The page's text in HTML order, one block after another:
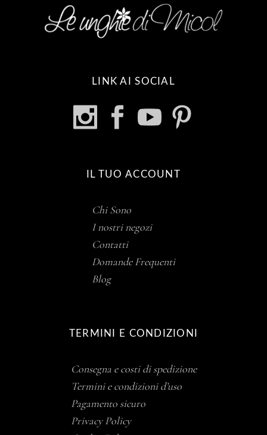
LINK AI SOCIAL
IL TUO ACCOUNT
Chi Sono
I nostri negozi
Contatti
Domande Frequenti
Blog
TERMINI E CONDIZIONI
Consegna e costi di spedizione
Termini e condizioni d’uso
Pagamento sicuro
Privacy Policy